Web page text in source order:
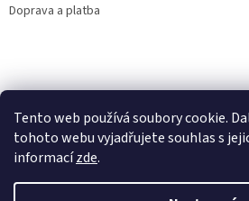
Tento web používá soubory cookie.
tohoto webu vyjadřujete souhlas s
informacízde.
Doprava a platba
Filtry dešťové
Online